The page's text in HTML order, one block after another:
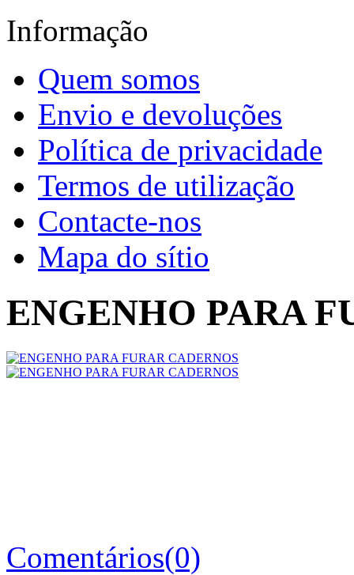
Informação
Quem somos
Envio e devoluções
Política de privacidade
Termos de utilização
Contacte-nos
Mapa do sítio
ENGENHO PARA
Comentários(0)